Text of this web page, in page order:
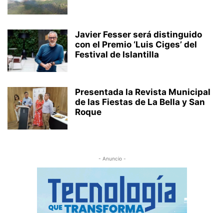
Javier Fesser será distinguido
con el Premio ‘Luis Ciges’ del
Festival de Islantilla
Presentada la Revista Municipal
de las Fiestas de La Bella y San
Roque
- Anuncio -